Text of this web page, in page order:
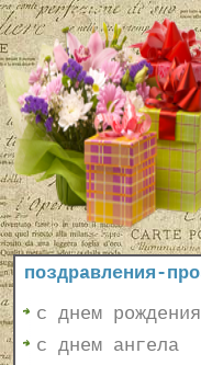
поздравления-
с днем рождения
с днем ангела